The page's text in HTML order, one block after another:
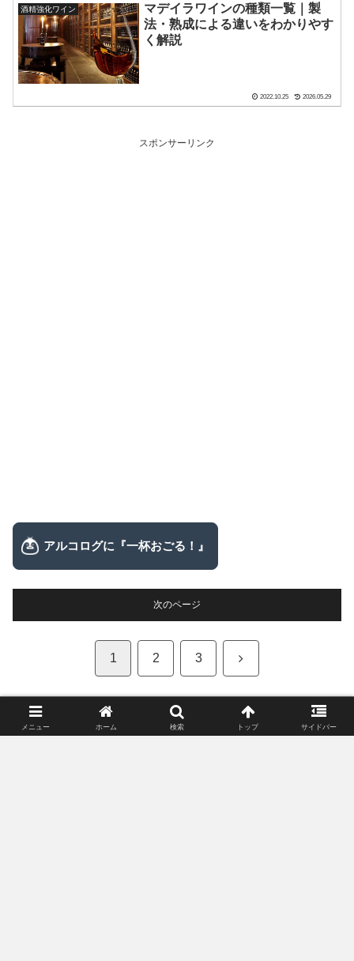
酒精強化ワイン
マデイラワインの種類一覧｜製
法・熟成による違いをわかりやす
く解説
2022.10.25 2026.05.29
スポンサーリンク
次のページ
1 2 3 次
へ
【お猪口・ぐい呑み】売れ筋ランキング
メニュー ホーム 検索 トップ サイドバー